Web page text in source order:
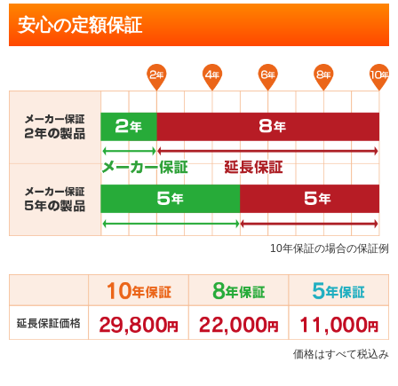
安心の定額保証
10年保証の場合の保証例
価格はすべて税込み